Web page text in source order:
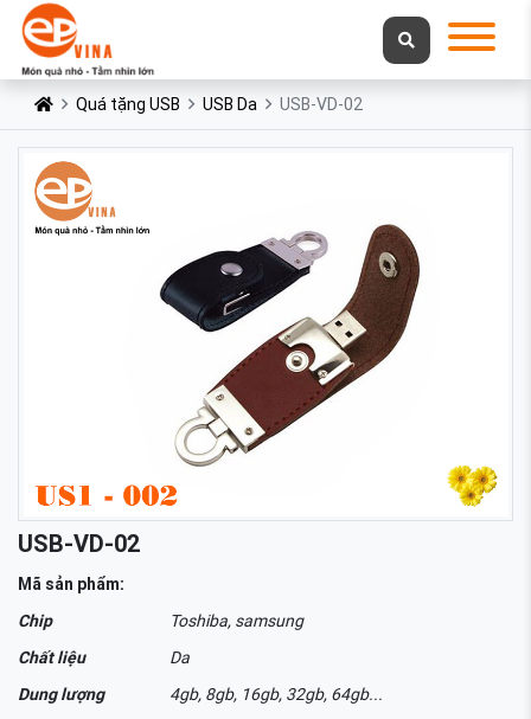
Quá tặng USB USB Da USB-VD-02
USB-VD-02
Mã sản phẩm:
Chip
Toshiba, samsung
Chất liệu
Da
Dung lượng
4gb, 8gb, 16gb, 32gb, 64gb...